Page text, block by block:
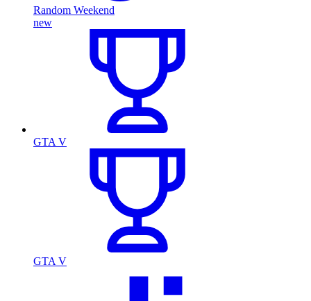
Random Weekend
new
GTA V
GTA V